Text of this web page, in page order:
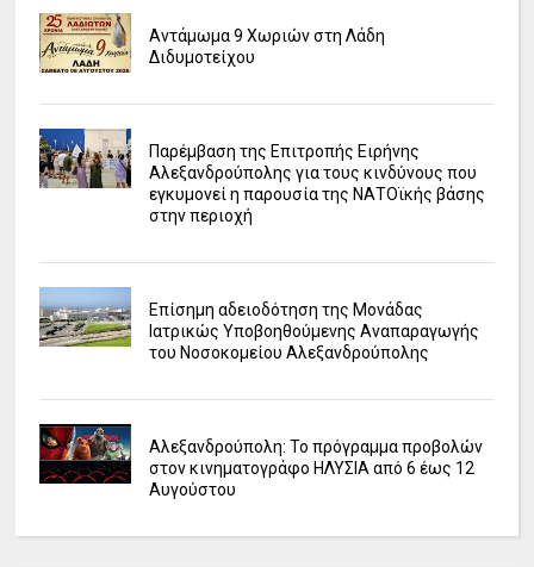
Αντάμωμα 9 Χωριών στη Λάδη
Διδυμοτείχου
Παρέμβαση της Επιτροπής Ειρήνης
Αλεξανδρούπολης για τους κινδύνους που
εγκυμονεί η παρουσία της ΝΑΤΟϊκής βάσης
στην περιοχή
Επίσημη αδειοδότηση της Μονάδας
Ιατρικώς Υποβοηθούμενης Αναπαραγωγής
του Νοσοκομείου Αλεξανδρούπολης
Αλεξανδρούπολη: Το πρόγραμμα προβολών
στον κινηματογράφο ΗΛΥΣΙΑ από 6 έως 12
Αυγούστου